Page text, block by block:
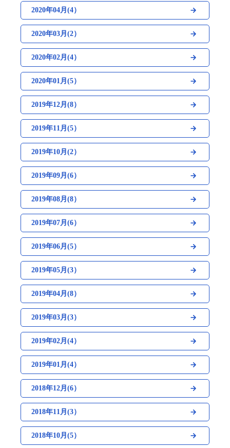
2020年04月(4）
2020年03月(2）
2020年02月(4）
2020年01月(5）
2019年12月(8）
2019年11月(5）
2019年10月(2）
2019年09月(6）
2019年08月(8）
2019年07月(6）
2019年06月(5）
2019年05月(3）
2019年04月(8）
2019年03月(3）
2019年02月(4）
2019年01月(4）
2018年12月(6）
2018年11月(3）
2018年10月(5）